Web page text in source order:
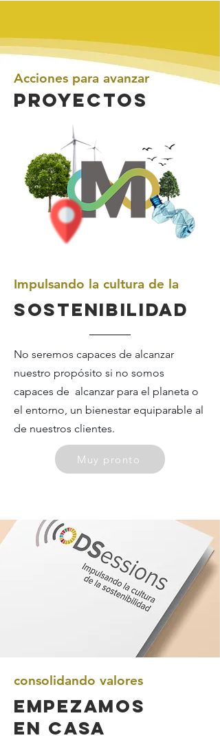
Acciones para avanzar
Proyectos
Impulsando la cultura de la
SOSTENIBILIDAD
No seremos capaces de alcanzar
nuestro propósito si no somos
capaces de alcanzar para el planeta o
el entorno, un bienestar equiparable al
de nuestros clientes.
Muy pronto
consolidando valores
empezamos
en casa